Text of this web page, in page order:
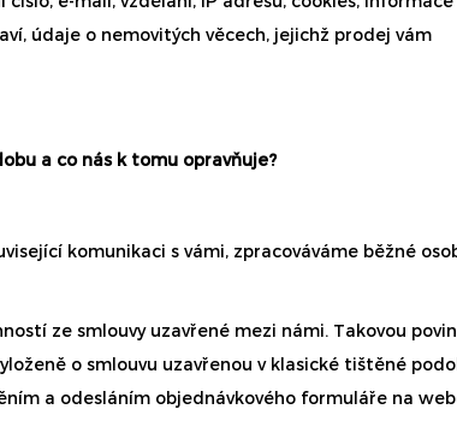
údaje o nemovitých věcech, jejichž prodej vám
a co nás k tomu opravňuje?
komunikaci s vámi, zpracováváme běžné
ze smlouvy uzavřené mezi námi. Takovou
o smlouvu uzavřenou v klasické tištěné
a odesláním objednávkového formuláře na